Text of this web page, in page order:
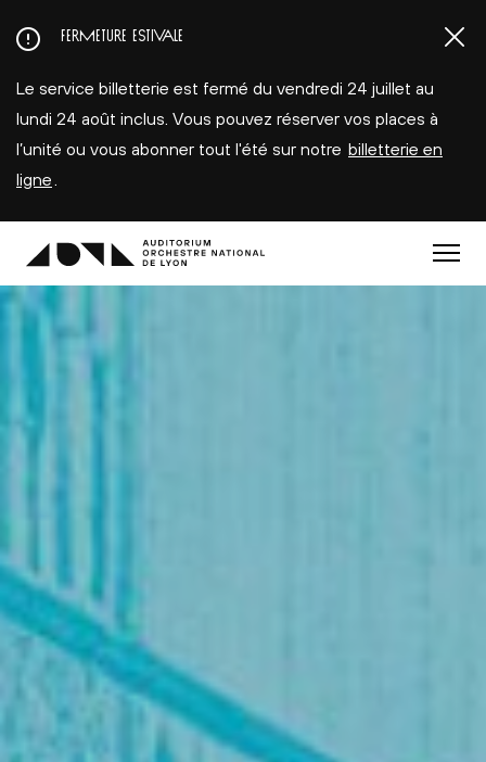
au
principal
FERMETURE ESTIVALE
Le service billetterie est fermé du vendredi 24 juillet au
lundi 24 août inclus. Vous pouvez réserver vos places à
l’unité ou vous abonner tout l'été sur notre billetterie en
ligne
Menu